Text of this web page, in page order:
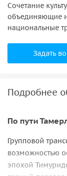
Сочетание
объединяющие
национальные
Задать
Подробнее
По пути
Групповой
возможностью
эпохой